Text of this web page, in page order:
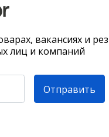
вакансиях и
лиц и компаний
Отправить